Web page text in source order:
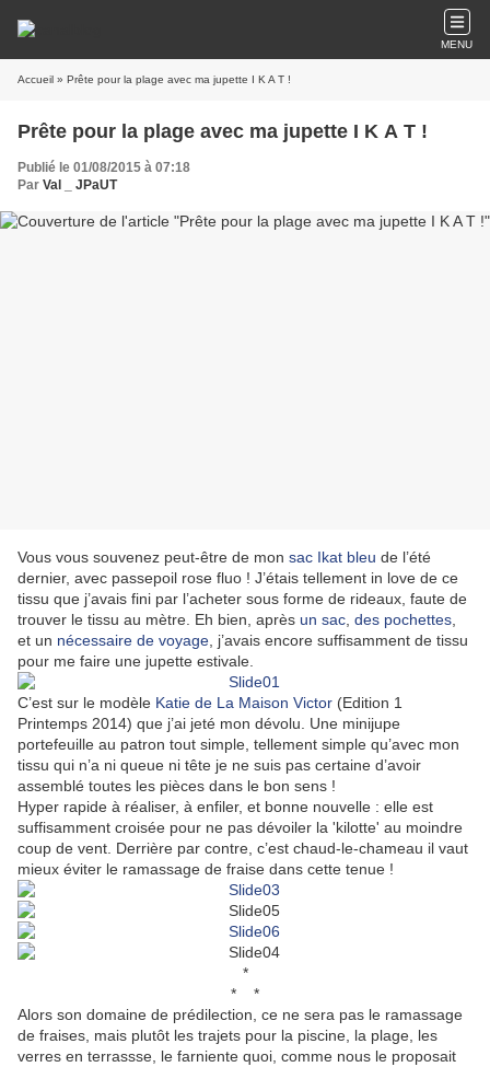
MENU
Accueil » Prête pour la plage avec ma jupette I K A T !
Prête pour la plage avec ma jupette I K A T !
Publié le 01/08/2015 à 07:18
Par Val _ JPaUT
Vous vous souvenez peut-être de mon sac Ikat bleu de l’été
dernier, avec passepoil rose fluo ! J’étais tellement in love de ce
tissu que j’avais fini par l’acheter sous forme de rideaux, faute de
trouver le tissu au mètre. Eh bien, après un sac des pochettes
et un nécessaire de voyage , j’avais encore suffisamment de tissu
pour me faire une jupette estivale.
C’est sur le modèle Katie de La Maison Victor (Edition 1
Printemps 2014) que j’ai jeté mon dévolu. Une minijupe
portefeuille au patron tout simple, tellement simple qu’avec mon
tissu qui n’a ni queue ni tête je ne suis pas certaine d’avoir
assemblé toutes les pièces dans le bon sens !
Hyper rapide à réaliser, à enfiler, et bonne nouvelle : elle est
suffisamment croisée pour ne pas dévoiler la 'kilotte' au moindre
coup de vent. Derrière par contre, c’est chaud-le-chameau il vaut
mieux éviter le ramassage de fraise dans cette tenue !
*
* *
Alors son domaine de prédilection, ce ne sera pas le ramassage
de fraises, mais plutôt les trajets pour la piscine, la plage, les
verres en terrassse, le farniente quoi, comme nous le proposait